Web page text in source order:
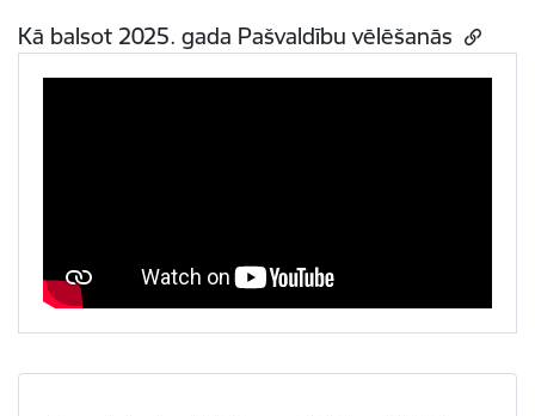
Kā balsot 2025. gada Pašvaldību vēlēšanās